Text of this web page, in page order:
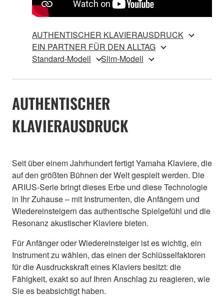
AUTHENTISCHER KLAVIERAUSDRUCK
EIN PARTNER FÜR DEN ALLTAG
Standard-Modell
Slim-Modell
AUTHENTISCHER
KLAVIERAUSDRUCK
Seit über einem Jahrhundert fertigt Yamaha Klaviere, die
auf den größten Bühnen der Welt gespielt werden. Die
ARIUS-Serie bringt dieses Erbe und diese Technologie
in Ihr Zuhause – mit Instrumenten, die Anfängern und
Wiedereinsteigern das authentische Spielgefühl und die
Resonanz akustischer Klaviere bieten.
Für Anfänger oder Wiedereinsteiger ist es wichtig, ein
Instrument zu wählen, das einen der Schlüsselfaktoren
für die Ausdruckskraft eines Klaviers besitzt: die
Fähigkeit, exakt so auf Ihren Anschlag zu reagieren, wie
Sie es beabsichtigt haben.